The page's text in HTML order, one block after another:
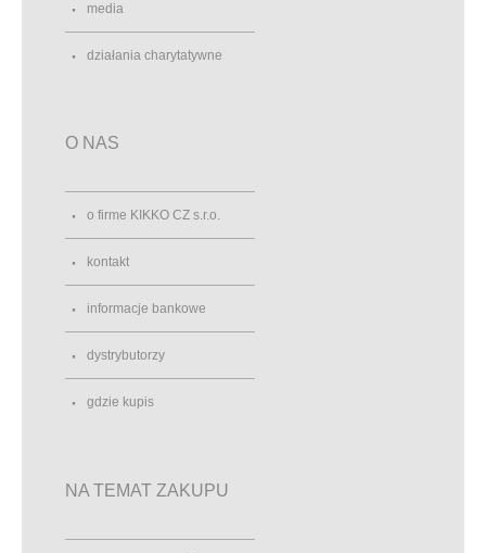
media
działania charytatywne
O NAS
o firme KIKKO CZ s.r.o.
kontakt
informacje bankowe
dystrybutorzy
gdzie kupis
NA TEMAT ZAKUPU